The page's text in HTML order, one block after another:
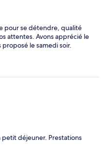
pour se détendre, qualité
attentes. Avons apprécié le
le samedi soir.
déjeuner. Prestations